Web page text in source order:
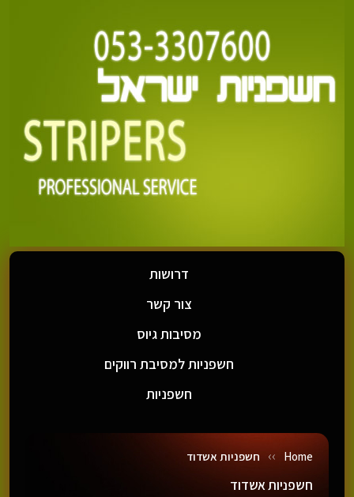
דרושות
צור קשר
מסיבות גיוס
חשפניות למסיבת רווקים
חשפניות
Home
›› חשפניות אשדוד
חשפניות אשדוד